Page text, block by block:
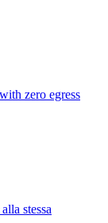
zero egress
stessa